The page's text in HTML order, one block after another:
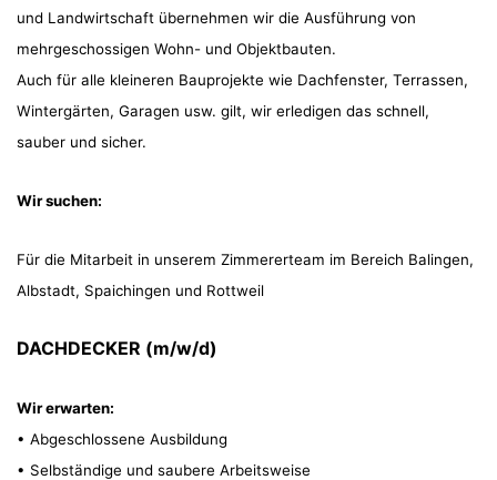
und Landwirtschaft übernehmen wir die Ausführung von
mehrgeschossigen Wohn- und Objektbauten.
Auch für alle kleineren Bauprojekte wie Dachfenster, Terrassen,
Wintergärten, Garagen usw. gilt, wir erledigen das schnell,
sauber und sicher.
Wir suchen:
Für die Mitarbeit in unserem Zimmererteam im Bereich Balingen,
Albstadt, Spaichingen und Rottweil
DACHDECKER (m/w/d)
Wir erwarten:
• Abgeschlossene Ausbildung
• Selbständige und saubere Arbeitsweise